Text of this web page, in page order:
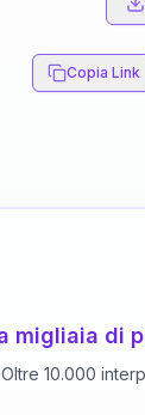
Copia Link
migliaia di
Oltre 10.000